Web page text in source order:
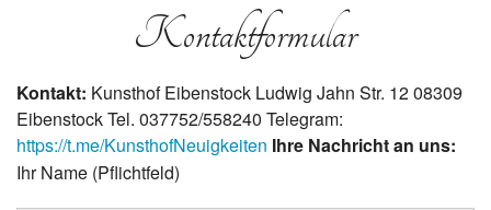
Kontaktformular
Kontakt: Kunsthof Eibenstock Ludwig Jahn Str. 12 08309
Eibenstock Tel. 037752/558240 Telegram:
https://t.me/KunsthofNeuigkeiten Ihre Nachricht an uns:
Ihr Name (Pflichtfeld)